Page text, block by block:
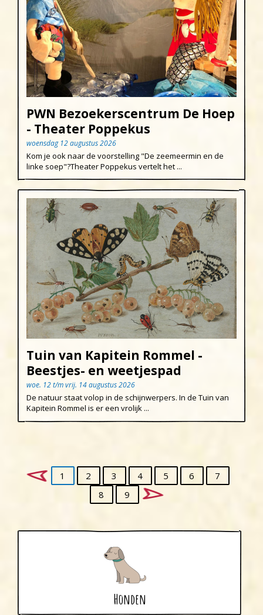
PWN Bezoekerscentrum De Hoep
- Theater Poppekus
woensdag 12 augustus 2026
Kom je ook naar de voorstelling "De zeemeermin en de
linke soep"?Theater Poppekus vertelt het ...
Tuin van Kapitein Rommel -
Beestjes- en weetjespad
woe. 12 t/m vrij. 14 augustus 2026
De natuur staat volop in de schijnwerpers. In de Tuin van
Kapitein Rommel is er een vrolijk ...
1 2 3 4 5 6
7
8
9
Honden